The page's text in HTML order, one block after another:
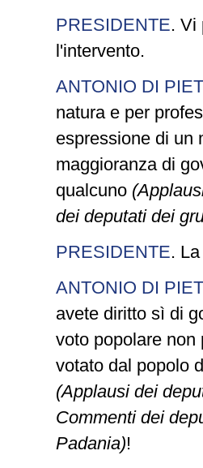
PRESIDENTE. Vi
l'intervento.
ANTONIO DI
natura e per
espressione di un
maggioranza di
qualcuno
dei deputati dei
PRESIDENTE.
ANTONIO DI
avete diritto sì di
voto popolare non
votato dal popolo
(Applausi dei
Commenti dei
Padania)!